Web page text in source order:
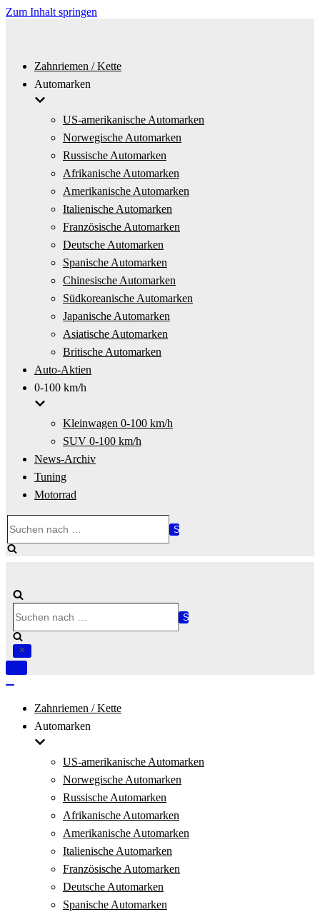
Zum Inhalt springen
Zahnriemen / Kette
Automarken
US-amerikanische Automarken
Norwegische Automarken
Russische Automarken
Afrikanische Automarken
Amerikanische Automarken
Italienische Automarken
Französische Automarken
Deutsche Automarken
Spanische Automarken
Chinesische Automarken
Südkoreanische Automarken
Japanische Automarken
Asiatische Automarken
Britische Automarken
Auto-Aktien
0-100 km/h
Kleinwagen 0-100 km/h
SUV 0-100 km/h
News-Archiv
Tuning
Motorrad
nach …
nach …
Navigation
Zahnriemen / Kette
Automarken
US-amerikanische Automarken
Norwegische Automarken
Russische Automarken
Afrikanische Automarken
Amerikanische Automarken
Italienische Automarken
Französische Automarken
Deutsche Automarken
Spanische Automarken